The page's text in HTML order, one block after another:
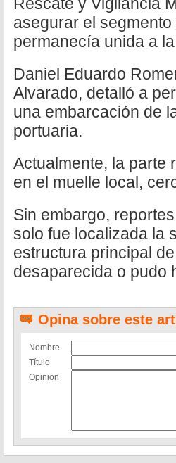
asegurar el
permanecía unida a
Daniel Eduardo
Alvarado, detalló a
una embarcación de
portuaria.
Actualmente, la parte
en el muelle local,
Sin embargo,
solo fue localizada la
estructura principal
desaparecida o pudo
Opina sobre este
Nombre
Título
Opinion